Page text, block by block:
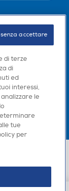
Vendite soggette
dei
di terze
di
ed
interessi,
le
tue
per
accettare